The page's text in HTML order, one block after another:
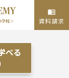
資料請求
べる